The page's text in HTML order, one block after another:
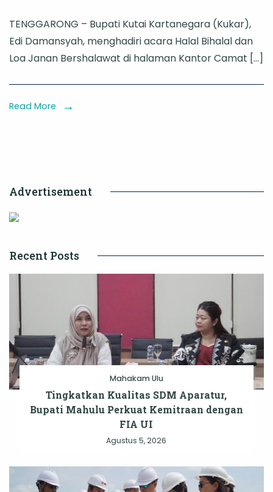
Kukar
Hadiri
Halal
Bihalal
Keagamaan
TENGGARONG – Bupati Kutai Kartanegara (Kukar),
Edi Damansyah, menghadiri acara Halal Bihalal dan
Loa Janan Bershalawat di halaman Kantor Camat […]
Read More
Advertisement
Recent Posts
Mahakam Ulu
Tingkatkan Kualitas SDM Aparatur,
Bupati Mahulu Perkuat Kemitraan dengan
FIA UI
Agustus 5, 2026